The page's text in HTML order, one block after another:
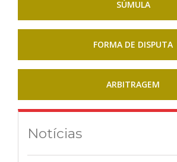
Capinzal Futsal/FME Capinzal0
Futsal Faxinal dos Guedes
26/10/24 - 19:00
Campos Novos Futsal
SÚMULA
FORMA DE DISPUTA
ARBITRAGEM
Notícias